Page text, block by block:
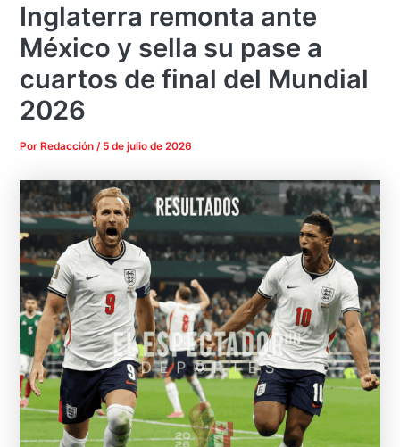
Inglaterra remonta ante
México y sella su pase a
cuartos de final del Mundial
2026
Por Redacción/ 5 de julio de 2026